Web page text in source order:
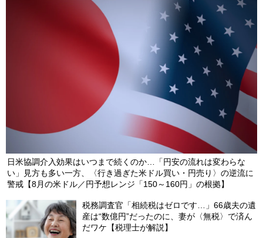
日米協調介入効果はいつまで続くのか…「円安の流れは変わらな
い」見方も多い一方、〈行き過ぎた米ドル買い・円売り〉の逆流に
警戒【8月の米ドル／円予想レンジ「150～160円」の根拠】
税務調査官「相続税はゼロです…」66歳夫の遺
産は“数億円”だったのに、妻が〈無税〉で済ん
だワケ【税理士が解説】